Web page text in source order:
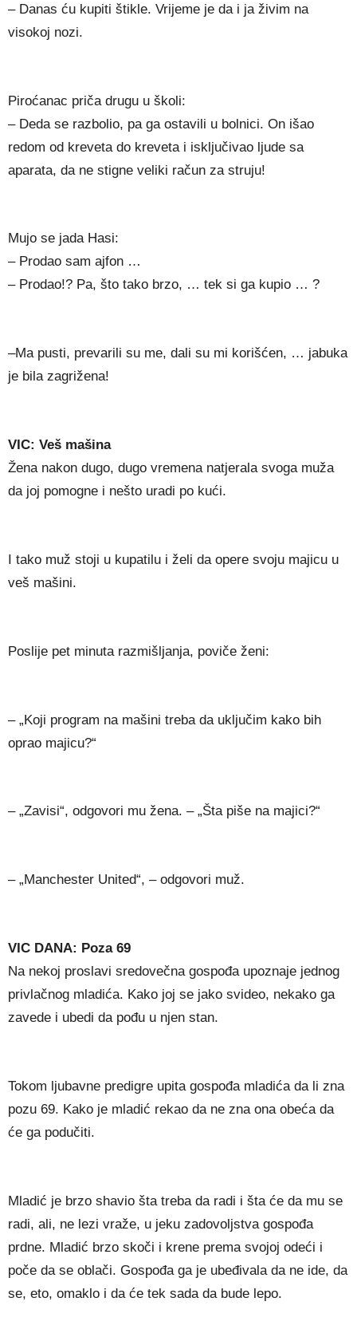
– Danas ću kupiti štikle. Vrijeme je da i ja živim na
visokoj nozi.
Piroćanac priča drugu u školi:
– Deda se razbolio, pa ga ostavili u bolnici. On išao
redom od kreveta do kreveta i isključivao ljude sa
aparata, da ne stigne veliki račun za struju!
Mujo se jada Hasi:
– Prodao sam ajfon …
– Prodao!? Pa, što tako brzo, … tek si ga kupio … ?
–Ma pusti, prevarili su me, dali su mi korišćen, … jabuka
je bila zagrižena!
VIC: Veš mašina
Žena nakon dugo, dugo vremena natjerala svoga muža
da joj pomogne i nešto uradi po kući.
I tako muž stoji u kupatilu i želi da opere svoju majicu u
veš mašini.
Poslije pet minuta razmišljanja, poviče ženi:
– „Koji program na mašini treba da uključim kako bih
oprao majicu?“
– „Zavisi“, odgovori mu žena. – „Šta piše na majici?“
– „Manchester United“, – odgovori muž.
VIC DANA: Poza 69
Na nekoj proslavi sredovečna gospođa upoznaje jednog
privlačnog mladića. Kako joj se jako svideo, nekako ga
zavede i ubedi da pođu u njen stan.
Tokom ljubavne predigre upita gospođa mladića da li zna
pozu 69. Kako je mladić rekao da ne zna ona obeća da
će ga podučiti.
Mladić je brzo shavio šta treba da radi i šta će da mu se
radi, ali, ne lezi vraže, u jeku zadovoljstva gospođa
prdne. Mladić brzo skoči i krene prema svojoj odeći i
poče da se oblači. Gospođa ga je ubeđivala da ne ide, da
se, eto, omaklo i da će tek sada da bude lepo.